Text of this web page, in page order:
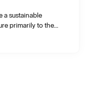
a sustainable
primarily to the
a short to mid